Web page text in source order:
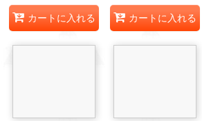
カートに入れる カートに入れる